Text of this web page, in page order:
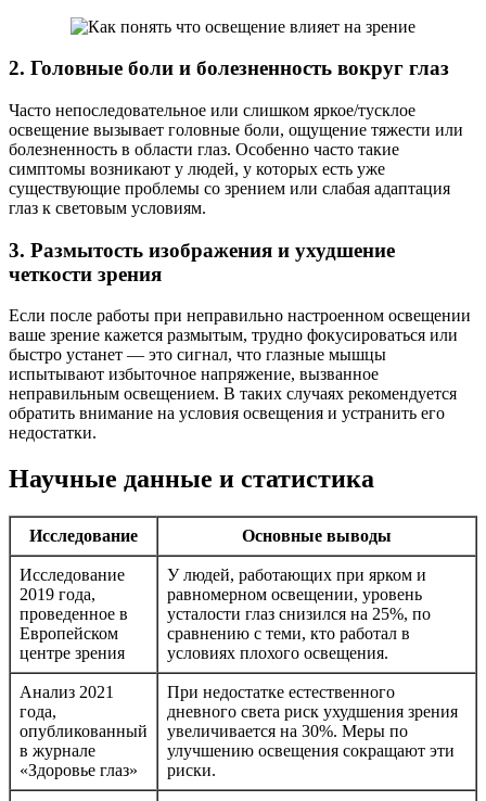
2. Головные боли и болезненность вокруг глаз
Часто непоследовательное или слишком яркое/тусклое
освещение вызывает головные боли, ощущение тяжести или
болезненность в области глаз. Особенно часто такие
симптомы возникают у людей, у которых есть уже
существующие проблемы со зрением или слабая адаптация
глаз к световым условиям.
3. Размытость изображения и ухудшение
четкости зрения
Если после работы при неправильно настроенном освещении
ваше зрение кажется размытым, трудно фокусироваться или
быстро устанет — это сигнал, что глазные мышцы
испытывают избыточное напряжение, вызванное
неправильным освещением. В таких случаях рекомендуется
обратить внимание на условия освещения и устранить его
недостатки.
Научные данные и статистика
Исследование Основные выводы
Исследование
2019 года,
проведенное в
Европейском
центре зрения
У людей, работающих при ярком и
равномерном освещении, уровень
усталости глаз снизился на 25%, по
сравнению с теми, кто работал в
условиях плохого освещения.
Анализ 2021
года,
опубликованный
в журнале
«Здоровье глаз»
При недостатке естественного
дневного света риск ухудшения зрения
увеличивается на 30%. Меры по
улучшению освещения сокращают эти
риски.